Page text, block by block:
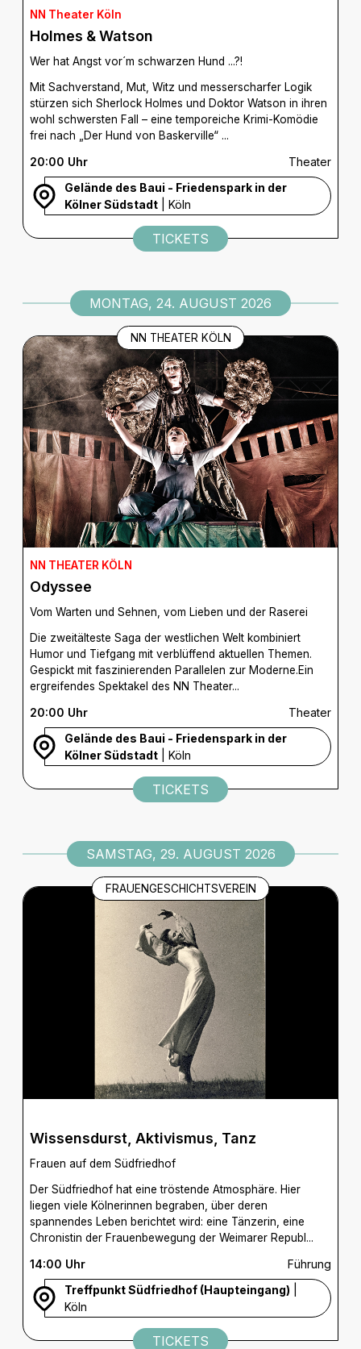
NN Theater Köln
Holmes & Watson
Wer hat Angst vor´m schwarzen Hund ...?!
Mit Sachverstand, Mut, Witz und messerscharfer Logik
stürzen sich Sherlock Holmes und Doktor Watson in ihren
wohl schwersten Fall – eine temporeiche Krimi-Komödie
frei nach „Der Hund von Baskerville“ ...
20:00 Uhr
Theater
Gelände des Baui - Friedenspark in der
Kölner Südstadt | Köln
TICKETS
MONTAG, 24. AUGUST 2026
NN THEATER KÖLN
NN THEATER KÖLN
Odyssee
Vom Warten und Sehnen, vom Lieben und der Raserei
Die zweitälteste Saga der westlichen Welt kombiniert
Humor und Tiefgang mit verblüffend aktuellen Themen.
Gespickt mit faszinierenden Parallelen zur Moderne.Ein
ergreifendes Spektakel des NN Theater...
20:00 Uhr
Theater
Gelände des Baui - Friedenspark in der
Kölner Südstadt | Köln
TICKETS
SAMSTAG, 29. AUGUST 2026
FRAUENGESCHICHTSVEREIN
Wissensdurst, Aktivismus, Tanz
Frauen auf dem Südfriedhof
Der Südfriedhof hat eine tröstende Atmosphäre. Hier
liegen viele Kölnerinnen begraben, über deren
spannendes Leben berichtet wird: eine Tänzerin, eine
Chronistin der Frauenbewegung der Weimarer Republ...
14:00 Uhr
Führung
Treffpunkt Südfriedhof (Haupteingang)
Köln
TICKETS